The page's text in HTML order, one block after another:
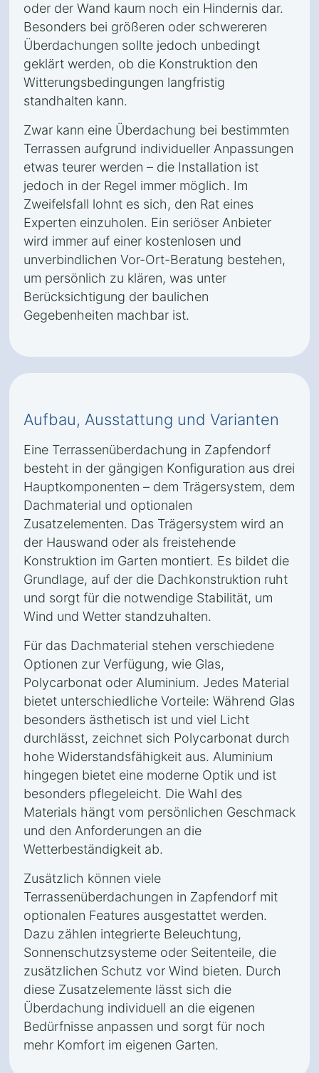
oder der Wand kaum noch ein Hindernis dar.
Besonders bei größeren oder schwereren
Überdachungen sollte jedoch unbedingt
geklärt werden, ob die Konstruktion den
Witterungsbedingungen langfristig
standhalten kann.
Zwar kann eine Überdachung bei bestimmten
Terrassen aufgrund individueller Anpassungen
etwas teurer werden – die Installation ist
jedoch in der Regel immer möglich. Im
Zweifelsfall lohnt es sich, den Rat eines
Experten einzuholen. Ein seriöser Anbieter
wird immer auf einer kostenlosen und
unverbindlichen Vor-Ort-Beratung bestehen,
um persönlich zu klären, was unter
Berücksichtigung der baulichen
Gegebenheiten machbar ist.
Aufbau, Ausstattung und Varianten
Eine Terrassenüberdachung in Zapfendorf
besteht in der gängigen Konfiguration aus drei
Hauptkomponenten – dem Trägersystem, dem
Dachmaterial und optionalen
Zusatzelementen. Das Trägersystem wird an
der Hauswand oder als freistehende
Konstruktion im Garten montiert. Es bildet die
Grundlage, auf der die Dachkonstruktion ruht
und sorgt für die notwendige Stabilität, um
Wind und Wetter standzuhalten.
Für das Dachmaterial stehen verschiedene
Optionen zur Verfügung, wie Glas,
Polycarbonat oder Aluminium. Jedes Material
bietet unterschiedliche Vorteile: Während Glas
besonders ästhetisch ist und viel Licht
durchlässt, zeichnet sich Polycarbonat durch
hohe Widerstandsfähigkeit aus. Aluminium
hingegen bietet eine moderne Optik und ist
besonders pflegeleicht. Die Wahl des
Materials hängt vom persönlichen Geschmack
und den Anforderungen an die
Wetterbeständigkeit ab.
Zusätzlich können viele
Terrassenüberdachungen in Zapfendorf mit
optionalen Features ausgestattet werden.
Dazu zählen integrierte Beleuchtung,
Sonnenschutzsysteme oder Seitenteile, die
zusätzlichen Schutz vor Wind bieten. Durch
diese Zusatzelemente lässt sich die
Überdachung individuell an die eigenen
Bedürfnisse anpassen und sorgt für noch
mehr Komfort im eigenen Garten.